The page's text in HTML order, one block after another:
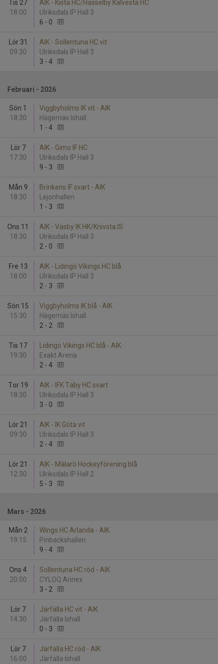
Tis 27
18:00
AIK - Kista HC/Hässelby Kälvesta HC
Ulriksdals IP Hall 3
6 - 0
Lör 31
09:30
AIK - Sollentuna HC vit
Ulriksdals IP Hall 3
3 - 4
Februari - 2026
Sön 1
18:30
Viggbyholms IK vit - AIK
Hägernäs Ishall
1 - 4
Lör 7
17:30
AIK - Gimo IF HC
Ulriksdals IP Hall 3
9 - 3
Mån 9
18:30
Brinkens IF svart - AIK
Lejonhallen
1 - 3
Ons 11
18:30
AIK - Väsby IK HK/Knivsta IS
Ulriksdals IP Hall 3
2 - 0
Fre 13
18:00
AIK - Lidingö Vikings HC blå
Ulriksdals IP Hall 3
2 - 3
Sön 15
15:30
Viggbyholms IK blå - AIK
Hägernäs Ishall
2 - 2
Tis 17
19:30
Lidingö Vikings HC blå - AIK
Exakt Arena
2 - 4
Tor 19
18:30
AIK - IFK Täby HC svart
Ulriksdals IP Hall 3
3 - 0
Lör 21
09:30
AIK - IK Göta vit
Ulriksdals IP Hall 3
2 - 4
Lör 21
12:30
AIK - Mälarö Hockeyförening blå
Ulriksdals IP Hall 2
5 - 3
Mars - 2026
Mån 2
19:15
Wings HC Arlanda - AIK
Pinbackshallen
9 - 4
Ons 4
20:00
Sollentuna HC röd - AIK
CYLOQ Annex
3 - 2
Lör 7
14:30
Järfälla HC vit - AIK
Järfälla Ishall
0 - 3
Lör 7
16:00
Järfälla HC röd - AIK
Järfälla Ishall